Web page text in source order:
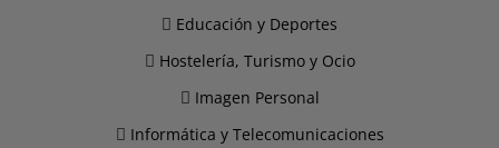
Educación y Deportes
Hostelería, Turismo y Ocio
Imagen Personal
Informática y Telecomunicaciones